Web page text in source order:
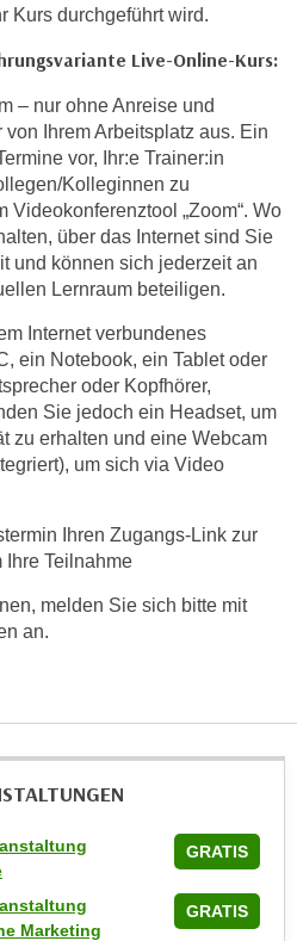
Kurs durchgeführt wird.
Live-Online-Kurs:
– nur ohne Anreise und
Ihrem Arbeitsplatz aus. Ein
vor, Ihr:e Trainer:in
Kolleginnen zu
Videokonferenztool „Zoom“. Wo
über das Internet sind Sie
und können sich jederzeit an
Lernraum beteiligen.
Internet verbundenes
ein Notebook, ein Tablet oder
oder Kopfhörer,
Sie jedoch ein Headset, um
zu erhalten und eine Webcam
um sich via Video
Ihren Zugangs-Link zur
Ihre Teilnahme
melden Sie sich bitte mit
an.
GRATIS
Marketing
GRATIS